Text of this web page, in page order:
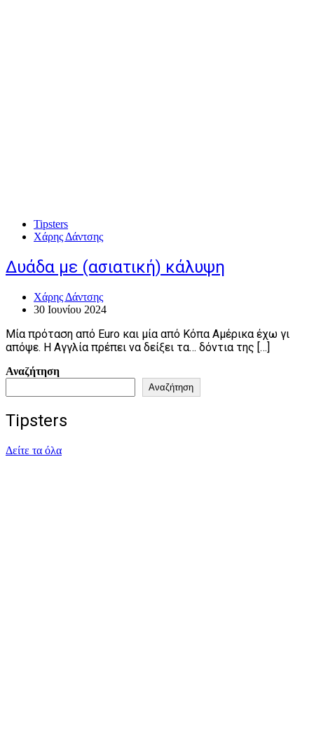
Tipsters
Χάρης Δάντσης
Δυάδα με (ασιατική) κάλυψη
Χάρης Δάντσης
30 Ιουνίου 2024
Μία πρόταση από Euro και μία από Κόπα Αμέρικα έχω γι
απόψε. Η Αγγλία πρέπει να δείξει τα… δόντια της […]
Αναζήτηση
Αναζήτηση
Tipsters
Δείτε τα όλα